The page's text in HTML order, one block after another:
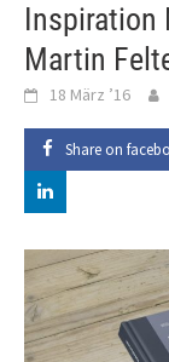
Inspiration
Martin
18 März ’16
Share on